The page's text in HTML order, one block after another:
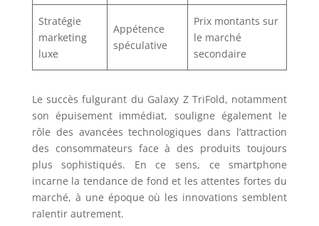
Stratégie
marketing
luxe
Appétence
spéculative
Prix montants sur
le marché
secondaire
Le succès fulgurant du Galaxy Z TriFold, notamment
son épuisement immédiat, souligne également le
rôle des avancées technologiques dans l’attraction
des consommateurs face à des produits toujours
plus sophistiqués. En ce sens, ce smartphone
incarne la tendance de fond et les attentes fortes du
marché, à une époque où les innovations semblent
ralentir autrement.